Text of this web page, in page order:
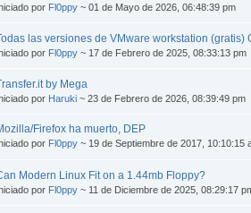
por Fl0ppy ~ 01 de Mayo de 2026, 06:48:39 pm
las versiones de VMware workstation (gratis)
por Fl0ppy ~ 17 de Febrero de 2025, 08:33:13 pm
by Mega
por Haruki ~ 23 de Febrero de 2026, 08:39:49 pm
Firefox ha muerto, DEP
por Fl0ppy ~ 19 de Septiembre de 2017, 10:10:15
Modern Linux Fit on a 1.44mb Floppy?
por Fl0ppy ~ 11 de Diciembre de 2025, 08:29:17